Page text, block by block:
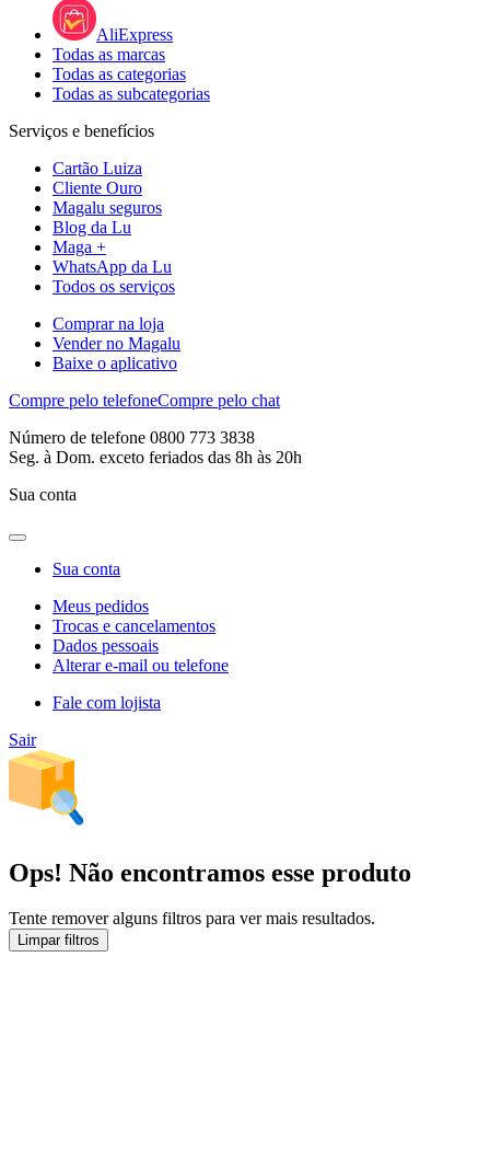
AliExpress
Todas as marcas
Todas as categorias
Todas as subcategorias
Serviços e benefícios
Cartão Luiza
Cliente Ouro
Magalu seguros
Blog da Lu
Maga +
WhatsApp da Lu
Todos os serviços
Comprar na loja
Vender no Magalu
Baixe o aplicativo
Compre pelo telefoneCompre pelo chat
Número de telefone 0800 773 3838
Seg. à Dom. exceto feriados das 8h às 20h
Sua conta
Sua conta
Meus pedidos
Trocas e cancelamentos
Dados pessoais
Alterar e-mail ou telefone
Fale com lojista
Sair
Ops! Não encontramos esse produto
Tente remover alguns filtros para ver mais resultados.
Limpar filtros